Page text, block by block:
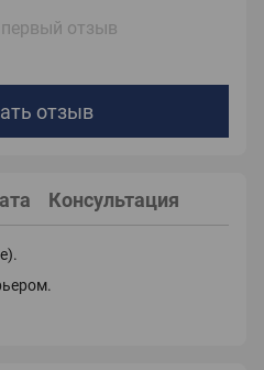
отзыв
отзыв
Консультация